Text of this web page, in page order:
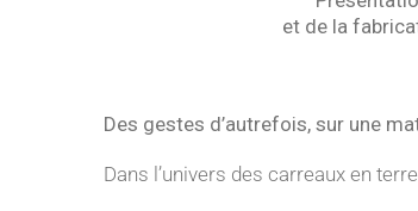
et de la
Des gestes d’autrefois, sur une
Dans l’univers des carreaux en